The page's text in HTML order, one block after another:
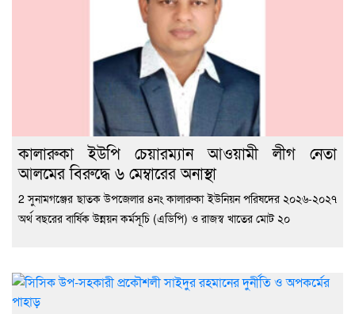
কালারুকা ইউপি চেয়ারম্যান আওয়ামী লীগ নেতা
আলমের বিরুদ্ধে ৬ মেম্বারের অনাস্থা
2 সুনামগঞ্জের ছাতক উপজেলার ৪নং কালারুকা ইউনিয়ন পরিষদের ২০২৬-২০২৭
অর্থ বছরের বার্ষিক উন্নয়ন কর্মসূচি (এডিপি) ও রাজস্ব খাতের মোট ২০